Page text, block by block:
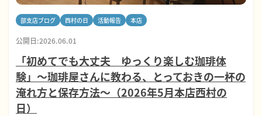
部支店ブログ 西村の日 活動報告 本店
公開日:2026.06.01
「初めてでも大丈夫 ゆっくり楽しむ珈琲体
験」～珈琲屋さんに教わる、とっておきの一杯の
淹れ方と保存方法～（2026年5月本店西村の
日）